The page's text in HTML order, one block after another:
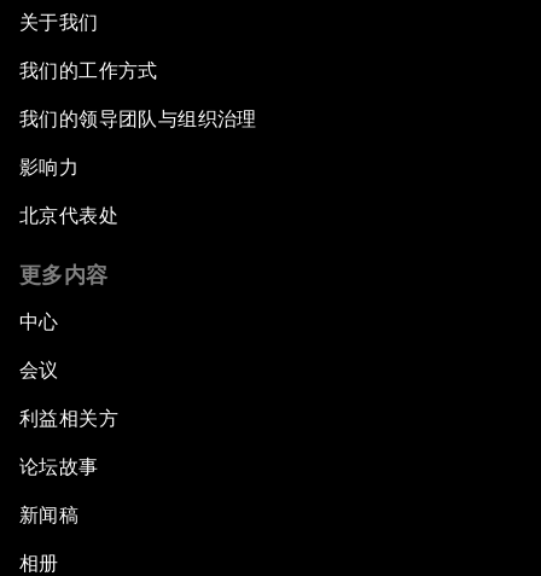
关于我们
我们的工作方式
我们的领导团队与组织治理
影响力
北京代表处
更多内容
中心
会议
利益相关方
论坛故事
新闻稿
相册